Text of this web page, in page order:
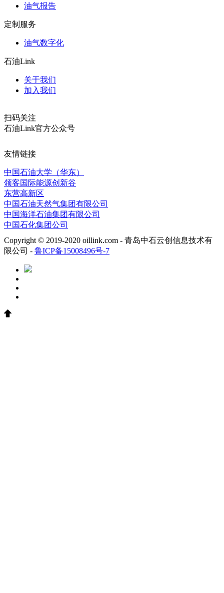
油气报告
定制服务
油气数字化
石油Link
关于我们
加入我们
扫码关注
石油Link官方公众号
友情链接
中国石油大学（华东）
领客国际能源创新谷
东营高新区
中国石油天然气集团有限公司
中国海洋石油集团有限公司
中国石化集团公司
Copyright © 2019-2020 oillink.com - 青岛中石云创信息技术有
限公司 - 鲁ICP备15008496号-7